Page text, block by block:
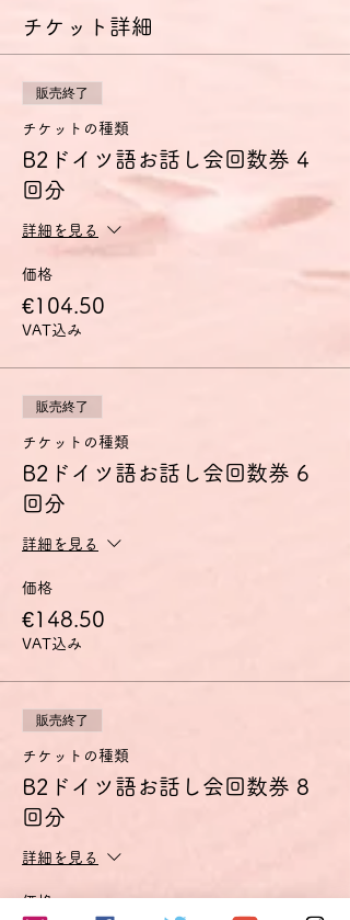
ドがeメールで送信されますので、個別イベ
料金について
チケット料金には、チケット手数料およびド
イツの付加価値税19％が含まれています。
ドイツに拠点を置く当社では、クレジットカ
ード決済の受付がシステムの制約上、ユーロ
でしかできないため、価格をユーロで設定し
ております。ご利用になっているクレジット
カード会社がお客様の口座から引き落としす
る時点での円・ユーロ為替レートによって円
での金額が変動しますので、予めご了承くだ
さい。
１ユーロはおおよそ137～147円の間で推移
チケット詳細
販売終了
チケットの種類
B2ドイツ語お話し会回数券 4
回分
詳細を見る
価格
€104.50
VAT込み
販売終了
チケットの種類
B2ドイツ語お話し会回数券 6
回分
詳細を見る
価格
€148.50
VAT込み
販売終了
チケットの種類
B2ドイツ語お話し会回数券 8
回分
詳細を見る
価格